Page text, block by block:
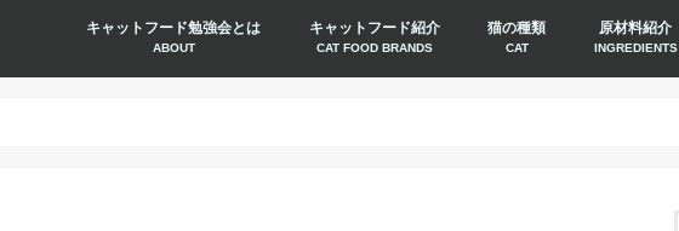
キャットフード勉強会とは
ABOUT
キャットフード紹介
CAT FOOD BRANDS
猫の種類
CAT
原材料紹介
INGREDIENTS